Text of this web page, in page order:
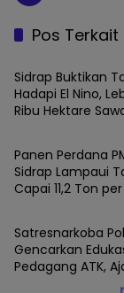
Pos Terkait
SIDRAP
Sidrap Buktikan
Hadapi El Nino,
Ribu Hektare
SIDRAP
Panen Perdana
Sidrap Lampaui
Capai 11,2 Ton
SIDRAP
Satresnarkoba
Gencarkan
Pedagang ATK,
Jadi Garda